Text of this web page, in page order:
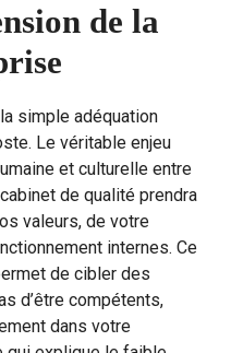
de la
simple adéquation
Le véritable enjeu
et culturelle entre
de qualité prendra
valeurs, de votre
internes. Ce
de cibler des
d’être compétents,
dans votre